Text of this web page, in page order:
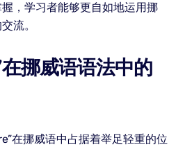
，学习者能够更自如地运用挪
流。
挪威语语法中的
在挪威语中占据着举足轻重的位